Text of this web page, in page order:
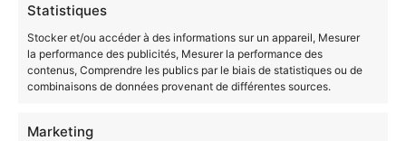
Statistiques
Stocker et/ou accéder à des informations sur un appareil, Mesurer
la performance des publicités, Mesurer la performance des
contenus, Comprendre les publics par le biais de statistiques ou de
combinaisons de données provenant de différentes sources.
Marketing
🔑 Clef 3 : Vérifier l’organisme
certificateur
En tout début de fiche, vous avez la possibilité de